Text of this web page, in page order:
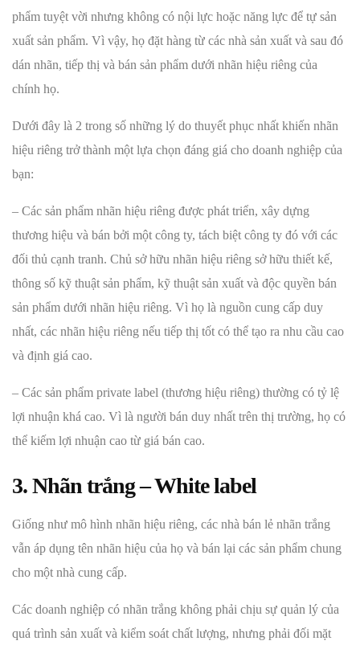
phẩm tuyệt vời nhưng không có nội lực hoặc năng lực để tự sản
xuất sản phẩm. Vì vậy, họ đặt hàng từ các nhà sản xuất và sau đó
dán nhãn, tiếp thị và bán sản phẩm dưới nhãn hiệu riêng của
chính họ.
Dưới đây là 2 trong số những lý do thuyết phục nhất khiến nhãn
hiệu riêng trở thành một lựa chọn đáng giá cho doanh nghiệp của
bạn:
– Các sản phẩm nhãn hiệu riêng được phát triển, xây dựng
thương hiệu và bán bởi một công ty, tách biệt công ty đó với các
đối thủ cạnh tranh. Chủ sở hữu nhãn hiệu riêng sở hữu thiết kế,
thông số kỹ thuật sản phẩm, kỹ thuật sản xuất và độc quyền bán
sản phẩm dưới nhãn hiệu riêng. Vì họ là nguồn cung cấp duy
nhất, các nhãn hiệu riêng nếu tiếp thị tốt có thể tạo ra nhu cầu cao
và định giá cao.
– Các sản phẩm private label (thương hiệu riêng) thường có tỷ lệ
lợi nhuận khá cao. Vì là người bán duy nhất trên thị trường, họ có
thể kiếm lợi nhuận cao từ giá bán cao.
3. Nhãn trắng – White label
Giống như mô hình nhãn hiệu riêng, các nhà bán lẻ nhãn trắng
vẫn áp dụng tên nhãn hiệu của họ và bán lại các sản phẩm chung
cho một nhà cung cấp.
Các doanh nghiệp có nhãn trắng không phải chịu sự quản lý của
quá trình sản xuất và kiểm soát chất lượng, nhưng phải đối mặt